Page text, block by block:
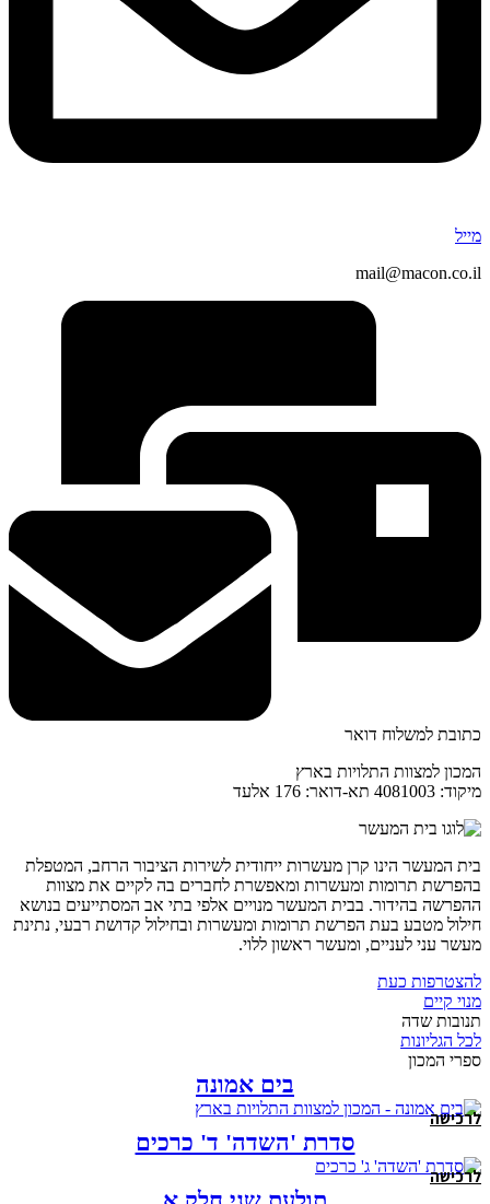
מייל
mail@macon.co.il
כתובת למשלוח דואר
המכון למצוות התלויות בארץ
מיקוד: 4081003 תא-דואר: 176 אלעד
בית המעשר הינו קרן מעשרות ייחודית לשירות הציבור הרחב, המטפלת
בהפרשת תרומות ומעשרות ומאפשרת לחברים בה לקיים את מצוות
ההפרשה בהידור. בבית המעשר מנויים אלפי בתי אב המסתייעים בנושא
חילול מטבע בעת הפרשת תרומות ומעשרות ובחילול קדושת רבעי, נתינת
מעשר עני לעניים, ומעשר ראשון ללוי.
להצטרפות כעת
מנוי קיים
תנובות שדה
לכל הגליונות
ספרי המכון
בים אמונה
לרכישה
סדרת 'השדה' ד' כרכים
לרכישה